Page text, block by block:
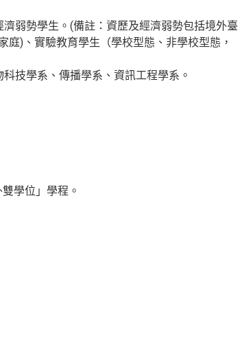
弱勢學生。(備註：資歷及經濟弱勢包括境外臺
)、實驗教育學生（學校型態、非學校型態，
技學系、傳播學系、資訊工程學系。
學位」學程。